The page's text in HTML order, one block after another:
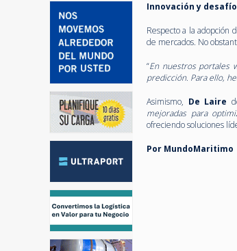
Innovación y
Respecto a la adopción
de mercados. No
“En nuestros portales
predicción. Para ello,
Asimismo, De Laire
mejoradas para
ofreciendo soluciones
Por MundoMaritimo